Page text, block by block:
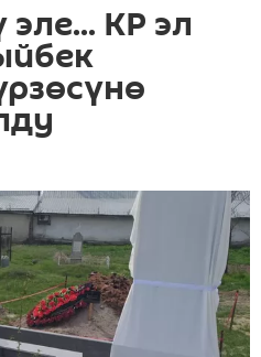
КР эл